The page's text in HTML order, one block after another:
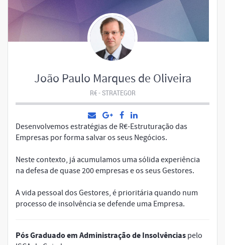
João Paulo Marques de Oliveira
R€ - STRATEGOR
Desenvolvemos estratégias de R€-Estruturação das
Empresas por forma salvar os seus Negócios.
Neste contexto, já acumulamos uma sólida experiência
na defesa de quase 200 empresas e os seus Gestores.
A vida pessoal dos Gestores, é prioritária quando num
processo de insolvência se defende uma Empresa.
Pós Graduado em Administração de Insolvências pelo